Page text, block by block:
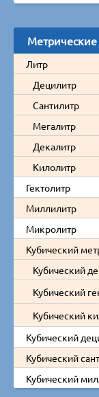
Метрические
Литр
Децилитр
Сантилитр
Мегалитр
Декалитр
Килолитр
Гектолитр
Миллилитр
Микролитр
Кубический
Кубический
Кубический
Кубический
Кубический
Кубический
Кубический